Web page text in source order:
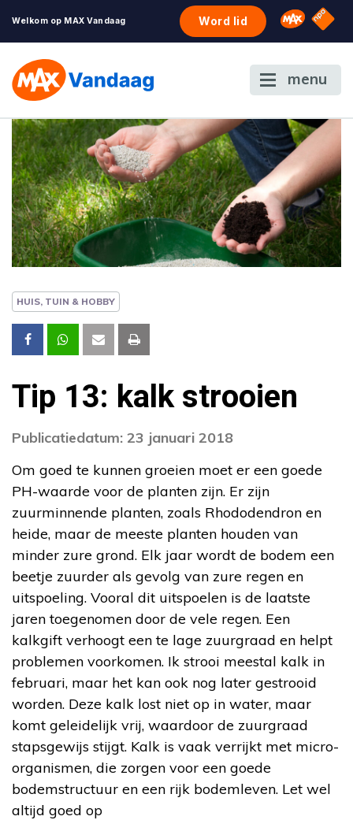
Welkom op MAX Vandaag Word lid Omroep
NPO
menu
HUIS, TUIN & HOBBY
Tip 13: kalk strooien
Publicatiedatum: 23 januari 2018
Om goed te kunnen groeien moet er een goede
PH-waarde voor de planten zijn. Er zijn
zuurminnende planten, zoals Rhododendron en
heide, maar de meeste planten houden van
minder zure grond. Elk jaar wordt de bodem een
beetje zuurder als gevolg van zure regen en
uitspoeling. Vooral dit uitspoelen is de laatste
jaren toegenomen door de vele regen. Een
kalkgift verhoogt een te lage zuurgraad en helpt
problemen voorkomen. Ik strooi meestal kalk in
februari, maar het kan ook nog later gestrooid
worden. Deze kalk lost niet op in water, maar
komt geleidelijk vrij, waardoor de zuurgraad
stapsgewijs stijgt. Kalk is vaak verrijkt met micro-
organismen, die zorgen voor een goede
bodemstructuur en een rijk bodemleven. Let wel
altijd goed op